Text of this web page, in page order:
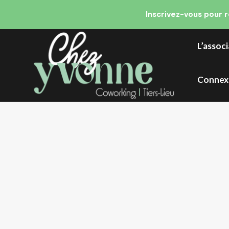
Inscrivez-vous pour